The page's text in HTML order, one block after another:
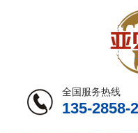
全国服务热线
135-2858-